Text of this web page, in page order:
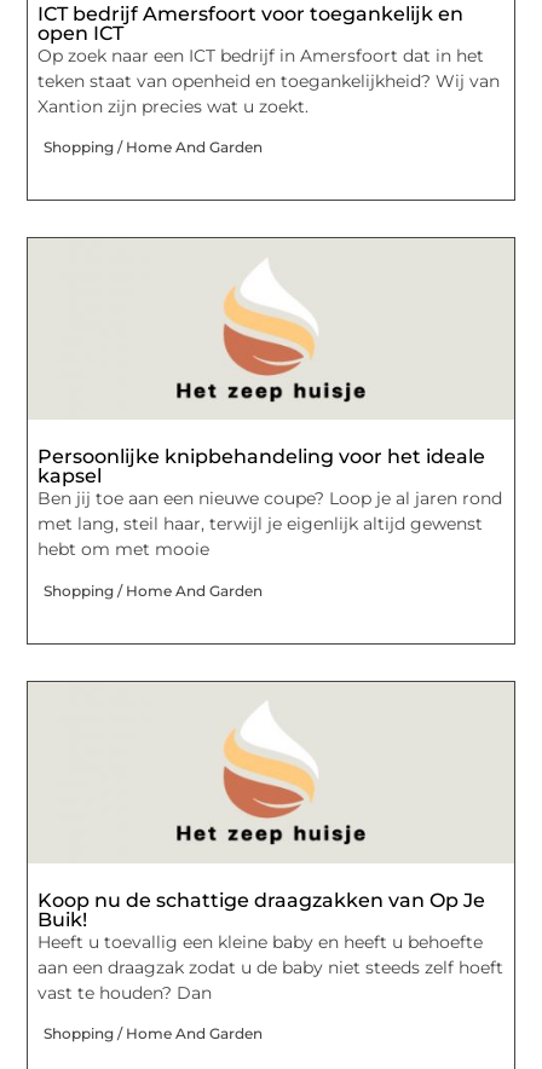
ICT bedrijf Amersfoort voor toegankelijk en
open ICT
Op zoek naar een ICT bedrijf in Amersfoort dat in het
teken staat van openheid en toegankelijkheid? Wij van
Xantion zijn precies wat u zoekt.
Shopping / Home And Garden
Persoonlijke knipbehandeling voor het ideale
kapsel
Ben jij toe aan een nieuwe coupe? Loop je al jaren rond
met lang, steil haar, terwijl je eigenlijk altijd gewenst
hebt om met mooie
Shopping / Home And Garden
Koop nu de schattige draagzakken van Op Je
Buik!
Heeft u toevallig een kleine baby en heeft u behoefte
aan een draagzak zodat u de baby niet steeds zelf hoeft
vast te houden? Dan
Shopping / Home And Garden